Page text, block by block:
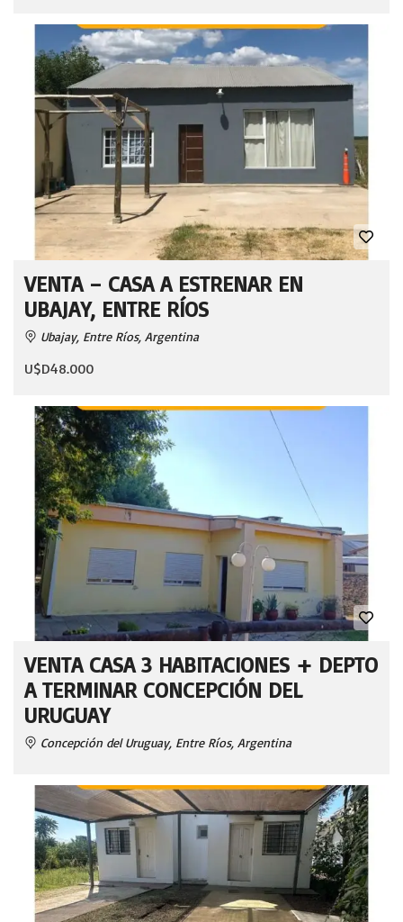
VENTA – CASA A ESTRENAR EN
UBAJAY, ENTRE RÍOS
Ubajay, Entre Ríos, Argentina
U$D48.000
VENTA CASA 3 HABITACIONES + DEPTO
A TERMINAR CONCEPCIÓN DEL
URUGUAY
Concepción del Uruguay, Entre Ríos, Argentina